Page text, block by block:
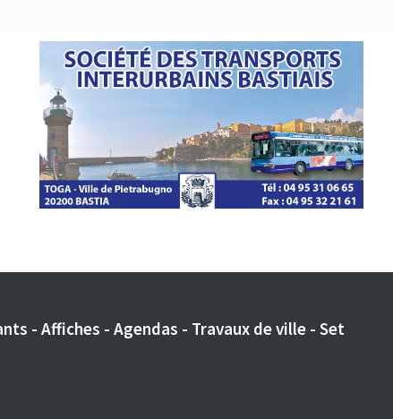
- Affiches - Agendas - Travaux de ville - Set